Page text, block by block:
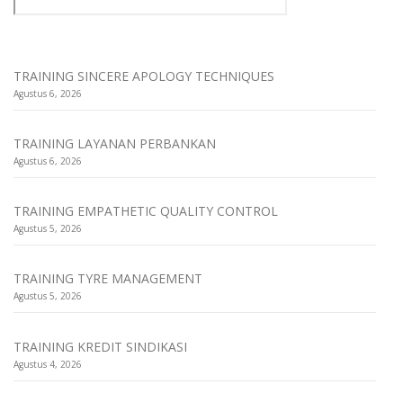
TRAINING SINCERE APOLOGY TECHNIQUES
Agustus 6, 2026
TRAINING LAYANAN PERBANKAN
Agustus 6, 2026
TRAINING EMPATHETIC QUALITY CONTROL
Agustus 5, 2026
TRAINING TYRE MANAGEMENT
Agustus 5, 2026
TRAINING KREDIT SINDIKASI
Agustus 4, 2026